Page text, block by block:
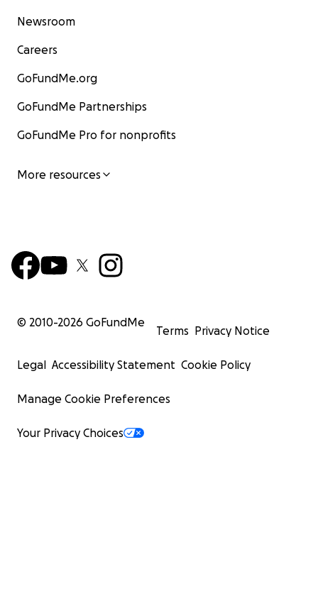
Newsroom
Careers
GoFundMe.org
GoFundMe Partnerships
GoFundMe Pro for nonprofits
More resources
© 2010-2026 GoFundMe
Terms Privacy Notice
Legal Accessibility Statement Cookie Policy
Manage Cookie Preferences
Your Privacy Choices